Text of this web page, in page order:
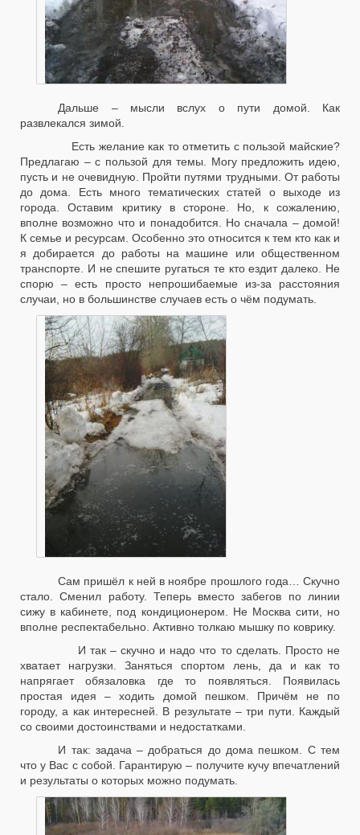
Дальше – мысли вслух о пути домой. Как
развлекался зимой.
Есть желание как то отметить с пользой майские?
Предлагаю – с пользой для темы. Могу предложить идею,
пусть и не очевидную. Пройти путями трудными. От работы
до дома. Есть много тематических статей о выходе из
города. Оставим критику в стороне. Но, к сожалению,
вполне возможно что и понадобится. Но сначала – домой!
К семье и ресурсам. Особенно это относится к тем кто как и
я добирается до работы на машине или общественном
транспорте. И не спешите ругаться те кто ездит далеко. Не
спорю – есть просто непрошибаемые из-за расстояния
случаи, но в большинстве случаев есть о чём подумать.
Сам пришёл к ней в ноябре прошлого года… Скучно
стало. Сменил работу. Теперь вместо забегов по линии
сижу в кабинете, под кондиционером. Не Москва сити, но
вполне респектабельно. Активно толкаю мышку по коврику.
И так – скучно и надо что то сделать. Просто не
хватает нагрузки. Заняться спортом лень, да и как то
напрягает обязаловка где то появляться. Появилась
простая идея – ходить домой пешком. Причём не по
городу, а как интересней. В результате – три пути. Каждый
со своими достоинствами и недостатками.
И так: задача – добраться до дома пешком. С тем
что у Вас с собой. Гарантирую – получите кучу впечатлений
и результаты о которых можно подумать.